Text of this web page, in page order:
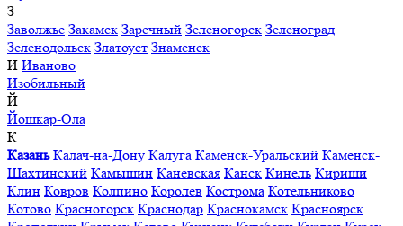
З
Заволжье Закамск Заречный Зеленогорск Зеленоград
Зеленодольск Златоуст Знаменск
И Иваново
Изобильный
Й
Йошкар-Ола
К
Казань Калач-на-Дону Калуга Каменск-Уральский Каменск-
Шахтинский Камышин Каневская Канск Кинель Кириши
Клин Ковров Колпино Королев Кострома Котельниково
Котово Красногорск Краснодар Краснокамск Красноярск